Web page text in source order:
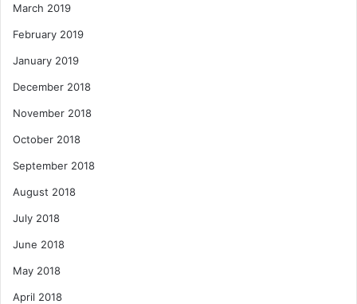
March 2019
February 2019
January 2019
December 2018
November 2018
October 2018
September 2018
August 2018
July 2018
June 2018
May 2018
April 2018